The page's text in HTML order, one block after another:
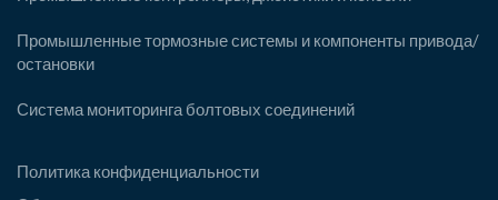
Промышленные тормозные системы и компоненты привода/
остановки
Система мониторинга болтовых соединений
Политика конфиденциальности